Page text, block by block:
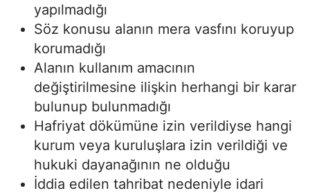
yapılmadığı
Söz konusu alanın mera vasfını koruyup
korumadığı
Alanın kullanım amacının
değiştirilmesine ilişkin herhangi bir karar
bulunup bulunmadığı
Hafriyat dökümüne izin verildiyse hangi
kurum veya kuruluşlara izin verildiği ve
hukuki dayanağının ne olduğu
İddia edilen tahribat nedeniyle idari